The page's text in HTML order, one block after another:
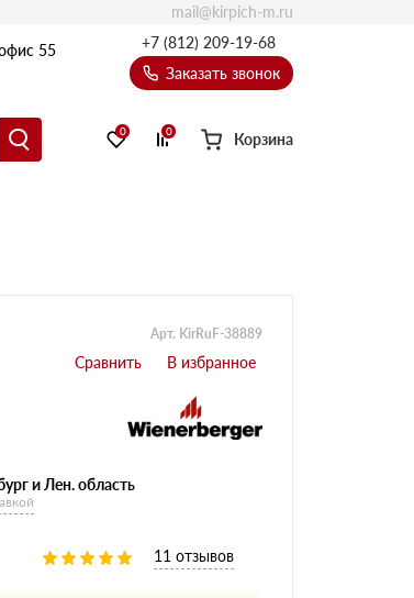
55
+7 (812) 209-19-68
Заказать звонок
0 0 Корзина
mail@kirpich-m.ru
Арт. KirRuF-38889
и Лен. область
11 отзывов